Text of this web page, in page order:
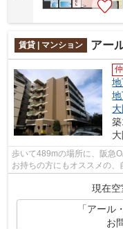
賃貸 | マンション アー
歩いて489mの場所に、阪急
お持ちの方にもオススメの
通しが良い物件です☆共用部
現在空
「アール
お